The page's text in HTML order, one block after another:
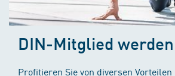
DIN-Mitglied werden
Profitieren Sie von diversen